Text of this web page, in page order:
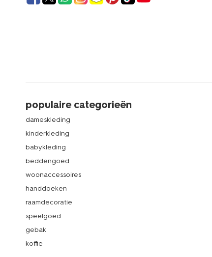
populaire categorieën
dameskleding
kinderkleding
babykleding
beddengoed
woonaccessoires
handdoeken
raamdecoratie
speelgoed
gebak
koffie